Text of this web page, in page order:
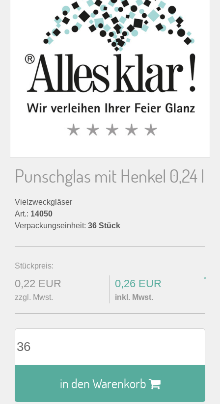
a
h
Punschglas mit Henkel 0,24 l
Vielzweckgläser
Art.: 14050
Verpackungseinheit: 36 Stück
Stückpreis:
0,22 EUR
zzgl. Mwst.
0,26 EUR *
inkl. Mwst.
in den Warenkorb